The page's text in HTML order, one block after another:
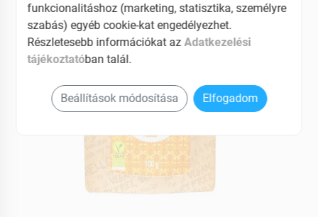
funkcionalitáshoz (marketing, statisztika, személyre
szabás) egyéb cookie-kat engedélyezhet.
Részletesebb információkat azAdatkezelési
tájékoztatóban talál.
Beállítások módosítása Elfogadom